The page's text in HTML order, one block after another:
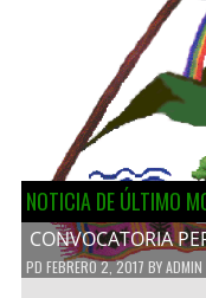
NOTICIA DE ÚLTIMO
CONVOCATORIA
PD FEBRERO 2, 2017 BYADMIN